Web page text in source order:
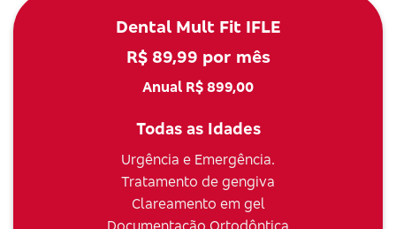
Dental Mult Fit IFLE
R$ 89,99 por mês
Anual R$ 899,00
Todas as Idades
Urgência e Emergência.
Tratamento de gengiva
Clareamento em gel